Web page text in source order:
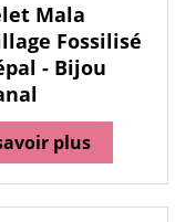
Mala
Fossilisé
- Bijou
plus